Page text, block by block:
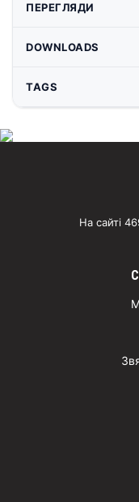
ПЕРЕГЛЯДИ
DOWNLOADS
TAGS
На сайті